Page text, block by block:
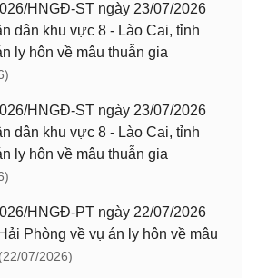
HNGĐ-ST ngày 23/07/2026
dân khu vực 8 - Lào Cai, tỉnh
ly hôn về mâu thuẫn gia
HNGĐ-ST ngày 23/07/2026
dân khu vực 8 - Lào Cai, tỉnh
ly hôn về mâu thuẫn gia
HNGĐ-PT ngày 22/07/2026
Phòng về vụ án ly hôn về mâu
(22/07/2026)